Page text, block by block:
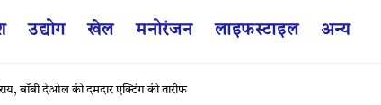
उद्योग खेल मनोरंजन लाइफस्टाइल अन्य
बॉबी देओल की दमदार एक्टिंग की तारीफ